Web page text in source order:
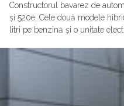
Constructorul bavarez de
și 520e. Cele două modele
litri pe benzină și o unitate